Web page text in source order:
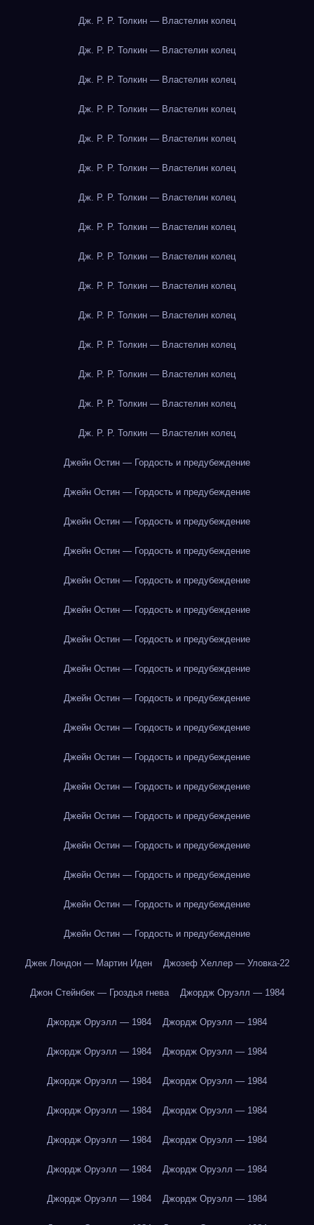
Дж. Р. Р. Толкин — Властелин колец
Дж. Р. Р. Толкин — Властелин колец
Дж. Р. Р. Толкин — Властелин колец
Дж. Р. Р. Толкин — Властелин колец
Дж. Р. Р. Толкин — Властелин колец
Дж. Р. Р. Толкин — Властелин колец
Дж. Р. Р. Толкин — Властелин колец
Дж. Р. Р. Толкин — Властелин колец
Дж. Р. Р. Толкин — Властелин колец
Дж. Р. Р. Толкин — Властелин колец
Дж. Р. Р. Толкин — Властелин колец
Дж. Р. Р. Толкин — Властелин колец
Дж. Р. Р. Толкин — Властелин колец
Дж. Р. Р. Толкин — Властелин колец
Дж. Р. Р. Толкин — Властелин колец
Джейн Остин — Гордость и предубеждение
Джейн Остин — Гордость и предубеждение
Джейн Остин — Гордость и предубеждение
Джейн Остин — Гордость и предубеждение
Джейн Остин — Гордость и предубеждение
Джейн Остин — Гордость и предубеждение
Джейн Остин — Гордость и предубеждение
Джейн Остин — Гордость и предубеждение
Джейн Остин — Гордость и предубеждение
Джейн Остин — Гордость и предубеждение
Джейн Остин — Гордость и предубеждение
Джейн Остин — Гордость и предубеждение
Джейн Остин — Гордость и предубеждение
Джейн Остин — Гордость и предубеждение
Джейн Остин — Гордость и предубеждение
Джейн Остин — Гордость и предубеждение
Джейн Остин — Гордость и предубеждение
Джек Лондон — Мартин Иден Джозеф Хеллер — Уловка-22
Джон Стейнбек — Гроздья гнева Джордж Оруэлл — 1984
Джордж Оруэлл — 1984 Джордж Оруэлл — 1984
Джордж Оруэлл — 1984 Джордж Оруэлл — 1984
Джордж Оруэлл — 1984 Джордж Оруэлл — 1984
Джордж Оруэлл — 1984 Джордж Оруэлл — 1984
Джордж Оруэлл — 1984 Джордж Оруэлл — 1984
Джордж Оруэлл — 1984 Джордж Оруэлл — 1984
Джордж Оруэлл — 1984 Джордж Оруэлл — 1984